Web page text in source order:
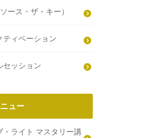
ース・ザ・キー）
ティベーション
セッション
ュー
・ライト マスタリー講